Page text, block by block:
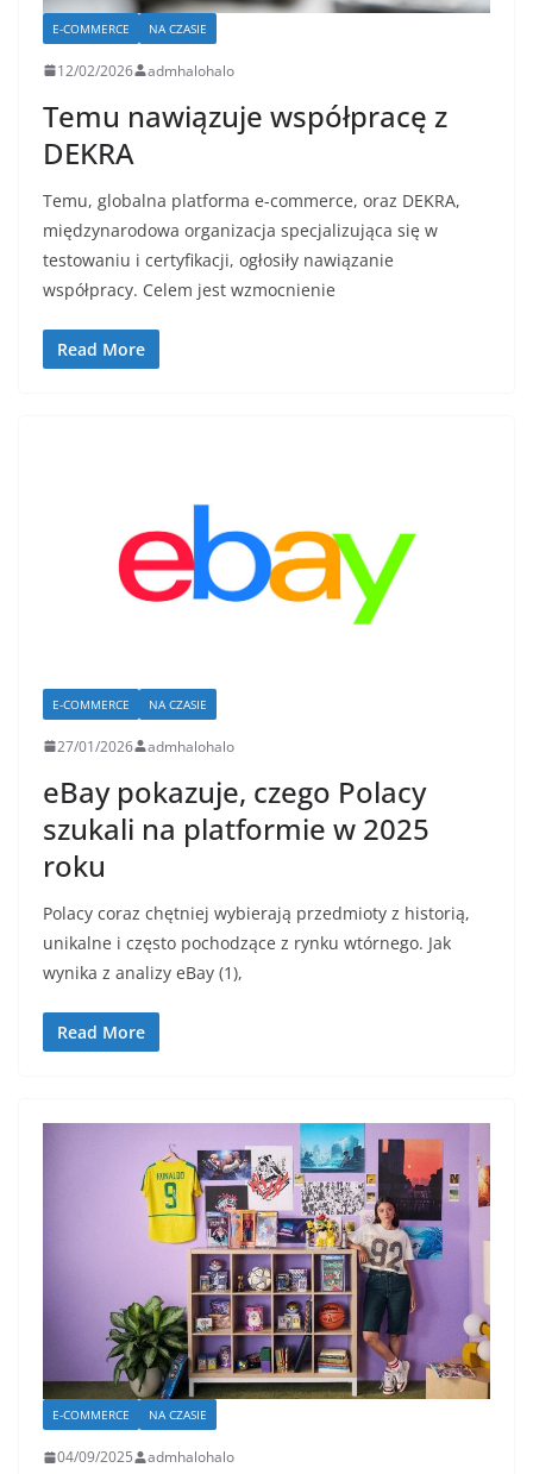
E-COMMERCE NA CZASIE
12/02/2026 admhalohalo
Temu nawiązuje współpracę z
DEKRA
Temu, globalna platforma e-commerce, oraz DEKRA,
międzynarodowa organizacja specjalizująca się w
testowaniu i certyfikacji, ogłosiły nawiązanie
współpracy. Celem jest wzmocnienie
Read More
E-COMMERCE NA CZASIE
27/01/2026 admhalohalo
eBay pokazuje, czego Polacy
szukali na platformie w 2025
roku
Polacy coraz chętniej wybierają przedmioty z historią,
unikalne i często pochodzące z rynku wtórnego. Jak
wynika z analizy eBay (1),
Read More
E-COMMERCE NA CZASIE
04/09/2025 admhalohalo